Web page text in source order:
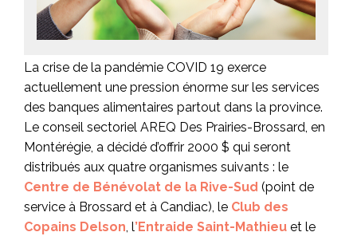
La crise de la pandémie COVID 19 exerce
actuellement une pression énorme sur les services
des banques alimentaires partout dans la province.
Le conseil sectoriel AREQ Des Prairies-Brossard, en
Montérégie, a décidé d’offrir 2000 $ qui seront
distribués aux quatre organismes suivants : le
Centre de Bénévolat de la Rive-Sud (point de
service à Brossard et à Candiac), le Club des
Copains Delson, l’Entraide Saint-Mathieu et le